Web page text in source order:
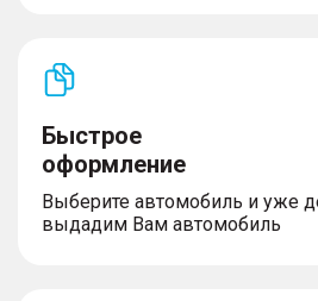
Быстрое
оформление
Выберите автомобиль и уже
выдадим Вам автомобиль